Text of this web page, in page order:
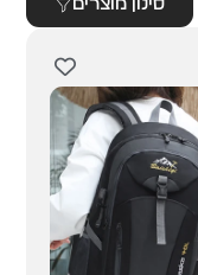
סינון מוצרים